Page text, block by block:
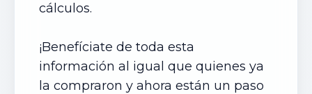
cálculos.
¡Benefíciate de toda esta
información al igual que quienes ya
la compraron y ahora están un paso